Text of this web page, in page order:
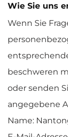
Wie Sie uns
Wenn Sie
beschweren
oder senden
angegebene
Name: